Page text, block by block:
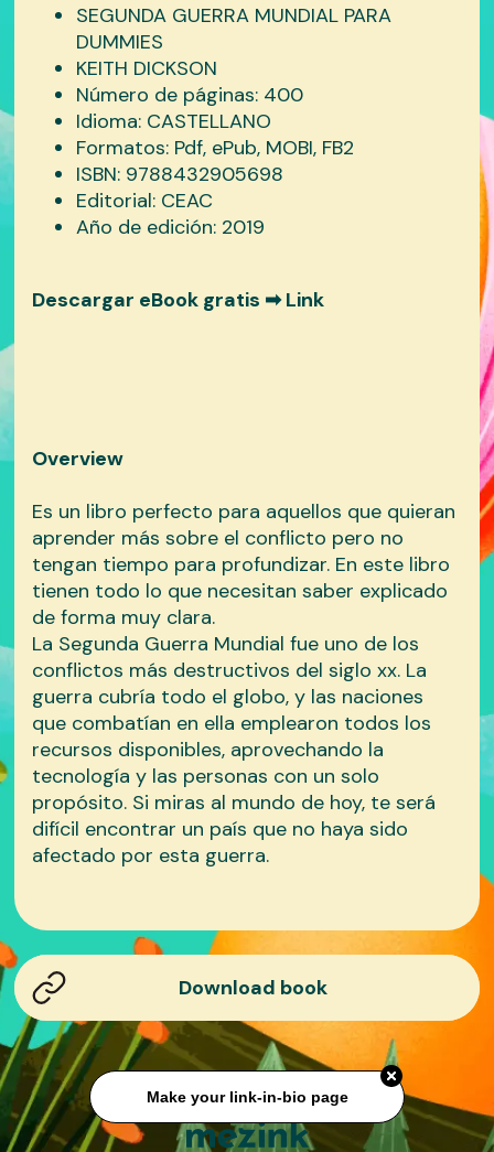
SEGUNDA GUERRA MUNDIAL PARA
DUMMIES
KEITH DICKSON
Número de páginas: 400
Idioma: CASTELLANO
Formatos: Pdf, ePub, MOBI, FB2
ISBN: 9788432905698
Editorial: CEAC
Año de edición: 2019
Descargar eBook gratis ➡Link
Overview
Es un libro perfecto para aquellos que quieran
aprender más sobre el conflicto pero no
tengan tiempo para profundizar. En este libro
tienen todo lo que necesitan saber explicado
de forma muy clara.
La Segunda Guerra Mundial fue uno de los
conflictos más destructivos del siglo xx. La
guerra cubría todo el globo, y las naciones
que combatían en ella emplearon todos los
recursos disponibles, aprovechando la
tecnología y las personas con un solo
propósito. Si miras al mundo de hoy, te será
difícil encontrar un país que no haya sido
afectado por esta guerra.
Download book
Make your link-in-bio page